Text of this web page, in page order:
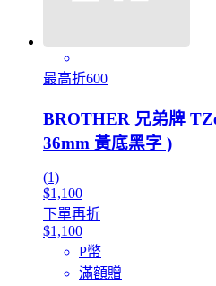
最高折600
BROTHER 兄弟牌
36mm 黃底黑字 )
(1)
$1,100
下單再折
$1,100
P幣
滿額贈